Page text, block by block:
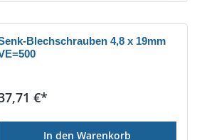
Blechschrauben 4,8 x 19mm
Preis:
€*
In den Warenkorb